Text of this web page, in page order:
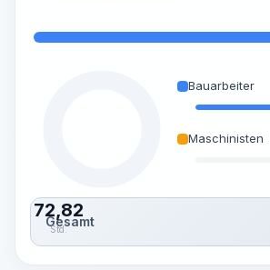
72,82
Std.
Bauarbeiter
Maschinisten
Gesamt